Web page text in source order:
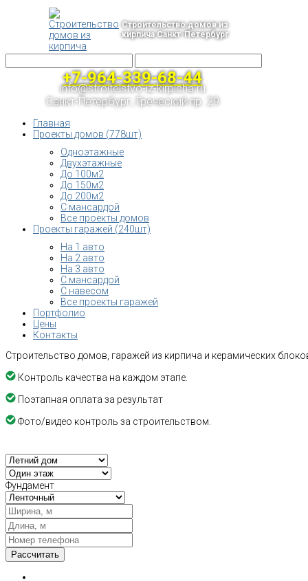
Строительство домов из
кирпича Санкт-Петербург
+7-964-339-68-44
info@stroitelstvo-iz-kirpicha.ru
Санкт-Петербург, Греческий пр. 29
Главная
Проекты домов (778шт)
Одноэтажные
Двухэтажные
До 100м2
До 150м2
До 200м2
С мансардой
Все проекты домов
Проекты гаражей (240шт)
На 1 авто
На 2 авто
На 3 авто
С мансардой
С навесом
Все проекты гаражей
Портфолио
Цены
Контакты
Строительство домов, гаражей из кирпича и керамических
Контроль качества на каждом этапе.
Поэтапная оплата за результат
Фото/видео контроль за строительством.
Фундамент